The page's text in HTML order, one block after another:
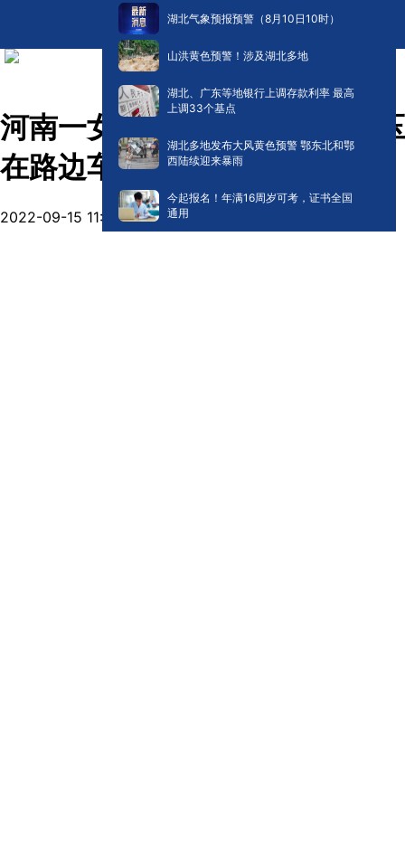
湖北气象预报预警（8月10日10时）
山洪黄色预警！涉及湖北多地
湖北、广东等地银行上调存款利率 最高
上调33个基点
湖北多地发布大风黄色预警 鄂东北和鄂
西陆续迎来暴雨
今起报名！年满16周岁可考，证书全国
通用
河南一女子倒车操作不当悬空压
在路边车顶
2022-09-15 11:08 阅读: 263657